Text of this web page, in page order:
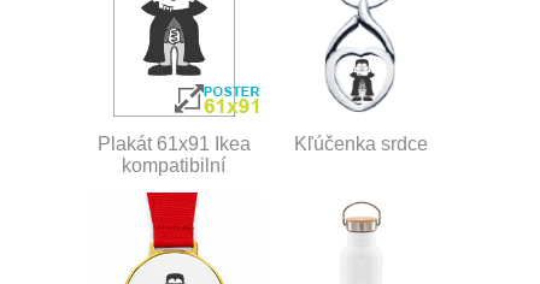
Plakát 61x91 Ikea
kompatibilní
Kľúčenka srdce